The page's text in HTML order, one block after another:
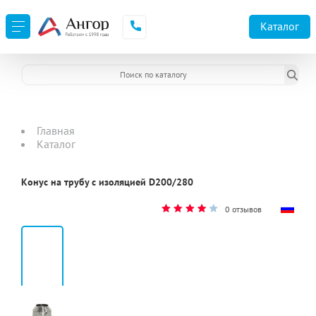
Каталог
Главная
Каталог
Конус на трубу с изоляцией D200/280
0 отзывов